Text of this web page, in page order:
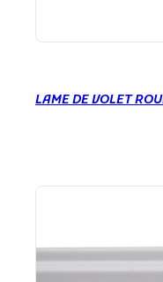
LAME DE VOLET